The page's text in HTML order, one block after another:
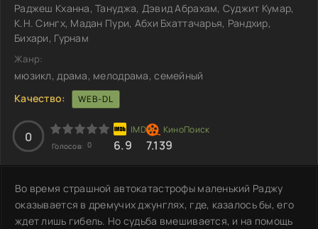
Раджеш Кханна, Тануджа, Дэвид Абрахам, Суджит Кумар,
К.Н. Сингх, Мадан Пури, Абхи Бхаттачарья, Рандхир,
Бихари, Гурнам
Жанр:
мюзикл, драма, мелодрама, семейный
Качество:
WEB-DL
0
Голосов: 0 6.9 7.139
Во время страшной автокатастрофы маленький Раджу
оказывается в дремучих джунглях, где, казалось бы, его
ждет лишь гибель. Но судьба вмешивается, и на помощь